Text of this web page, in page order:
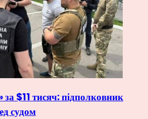
за $11 тисяч: підполковник
судом